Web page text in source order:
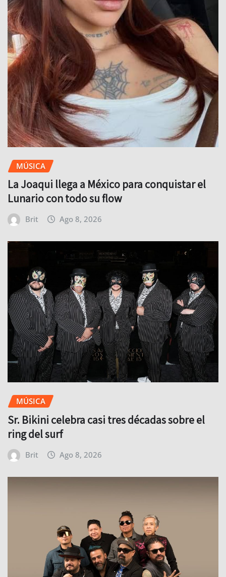
MÚSICA
La Joaqui llega a México para conquistar el
Lunario con todo su flow
Brit Ago 8, 2026
MÚSICA
Sr. Bikini celebra casi tres décadas sobre el
ring del surf
Brit Ago 8, 2026